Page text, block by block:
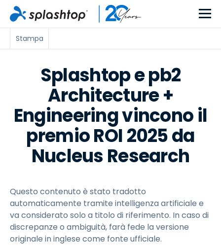
Stampa
Splashtop e pb2
Architecture +
Engineering vincono il
premio ROI 2025 da
Nucleus Research
Questo contenuto è stato tradotto
automaticamente tramite intelligenza artificiale e
va considerato solo a titolo di riferimento. In caso di
discrepanze o ambiguità, farà fede la versione
originale in inglese come fonte ufficiale.